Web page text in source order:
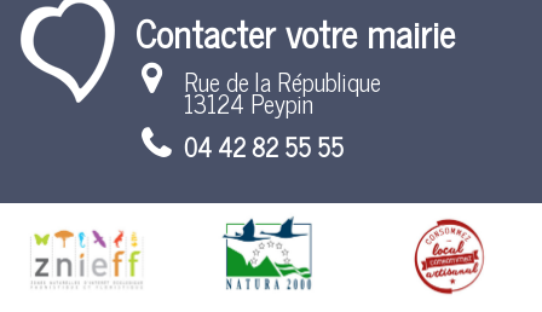
Contacter votre mairie
Rue de la République
13124 Peypin
04 42 82 55 55